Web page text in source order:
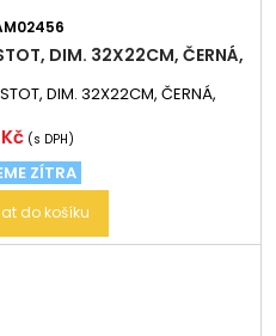
DIM. 32X22CM, ČERNÁ,
DIM. 32X22CM, ČERNÁ,
(s DPH)
ZÍTRA
do košíku